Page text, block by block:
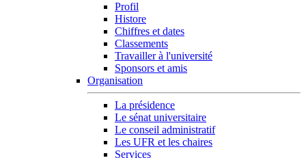
Profil
Histore
Chiffres et dates
Classements
Travailler à l'université
Sponsors et amis
Organisation
La présidence
Le sénat universitaire
Le conseil administratif
Les UFR et les chaires
Services